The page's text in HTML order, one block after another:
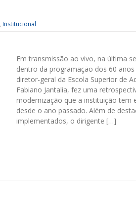
, Institucional
Em transmissão ao vivo, na última
dentro da programação dos 60
diretor-geral da Escola Superior de
Fabiano Jantalia, fez uma
modernização que a instituição tem
desde o ano passado. Além de
implementados, o dirigente […]